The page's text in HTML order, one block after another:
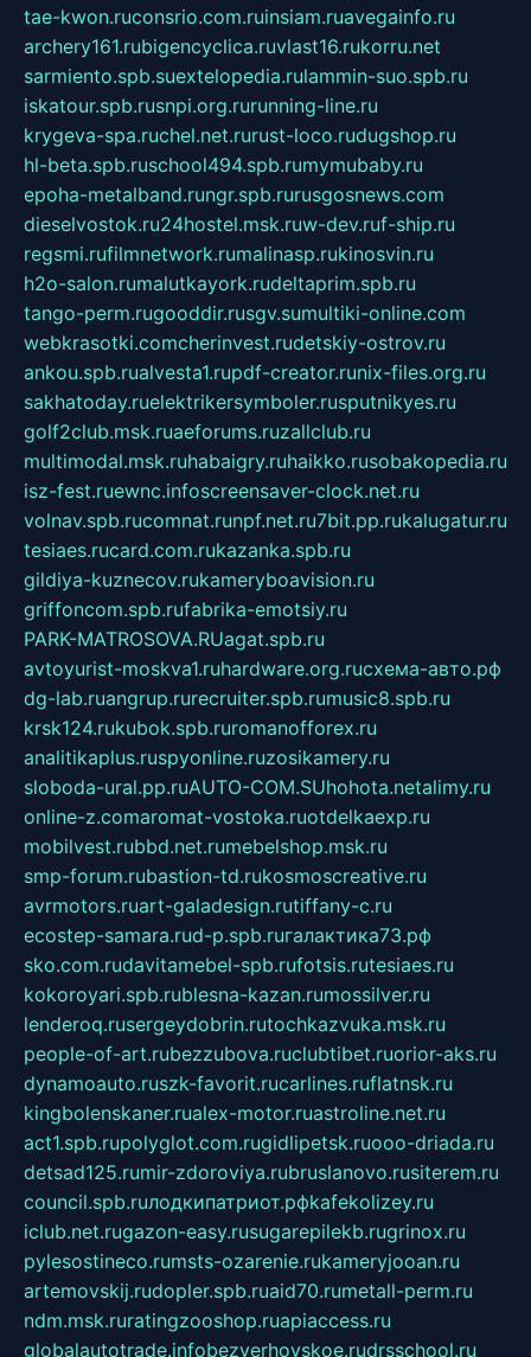
tae-kwon.ruconsrio.com.ruinsiam.ruavegainfo.ru
archery161.rubigencyclica.ruvlast16.rukorru.net
sarmiento.spb.suextelopedia.rulammin-suo.spb.ru
iskatour.spb.rusnpi.org.rurunning-line.ru
krygeva-spa.ruchel.net.rurust-loco.rudugshop.ru
hl-beta.spb.ruschool494.spb.rumymubaby.ru
epoha-metalband.rungr.spb.rurusgosnews.com
dieselvostok.ru24hostel.msk.ruw-dev.ruf-ship.ru
regsmi.rufilmnetwork.rumalinasp.rukinosvin.ru
h2o-salon.rumalutkayork.rudeltaprim.spb.ru
tango-perm.rugooddir.rusgv.sumultiki-online.com
webkrasotki.comcherinvest.rudetskiy-ostrov.ru
ankou.spb.rualvesta1.rupdf-creator.runix-files.org.ru
sakhatoday.ruelektrikersymboler.rusputnikyes.ru
golf2club.msk.ruaeforums.ruzallclub.ru
multimodal.msk.ruhabaigry.ruhaikko.rusobakopedia.ru
isz-fest.ruewnc.infoscreensaver-clock.net.ru
volnav.spb.rucomnat.runpf.net.ru7bit.pp.rukalugatur.ru
tesiaes.rucard.com.rukazanka.spb.ru
gildiya-kuznecov.rukameryboavision.ru
griffoncom.spb.rufabrika-emotsiy.ru
PARK-MATROSOVA.RUagat.spb.ru
avtoyurist-moskva1.ruhardware.org.ruсхема-авто.рф
dg-lab.ruangrup.rurecruiter.spb.rumusic8.spb.ru
krsk124.rukubok.spb.ruromanofforex.ru
analitikaplus.ruspyonline.ruzosikamery.ru
sloboda-ural.pp.ruAUTO-COM.SUhohota.netalimy.ru
online-z.comaromat-vostoka.ruotdelkaexp.ru
mobilvest.rubbd.net.rumebelshop.msk.ru
smp-forum.rubastion-td.rukosmoscreative.ru
avrmotors.ruart-galadesign.rutiffany-c.ru
ecostep-samara.rud-p.spb.ruгалактика73.рф
sko.com.rudavitamebel-spb.rufotsis.rutesiaes.ru
kokoroyari.spb.rublesna-kazan.rumossilver.ru
lenderoq.rusergeydobrin.rutochkazvuka.msk.ru
people-of-art.rubezzubova.ruclubtibet.ruorior-aks.ru
dynamoauto.ruszk-favorit.rucarlines.ruflatnsk.ru
kingbolenskaner.rualex-motor.ruastroline.net.ru
act1.spb.rupolyglot.com.rugidlipetsk.ruooo-driada.ru
detsad125.rumir-zdoroviya.rubruslanovo.rusiterem.ru
council.spb.ruлодкипатриот.рфkafekolizey.ru
iclub.net.rugazon-easy.rusugarepilekb.rugrinox.ru
pylesostineco.rumsts-ozarenie.rukameryjooan.ru
artemovskij.rudopler.spb.ruaid70.rumetall-perm.ru
ndm.msk.ruratingzooshop.ruapiaccess.ru
globalautotrade.infobezverhovskoe.rudrsschool.ru